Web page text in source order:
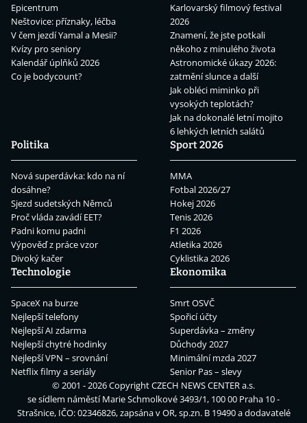
Epicentrum
Neštovice: příznaky, léčba
V čem jezdí Yamal a Mesii?
Kvízy pro seniory
Kalendář úplňků 2026
Co je bodycount?
Karlovarský filmový festival
2026
Znamení, že jste potkali
někoho z minulého života
Astronomické úkazy 2026:
zatmění slunce a další
Jak obléci miminko při
vysokých teplotách?
Jak na dokonalé letní mojito
6 lehkých letních salátů
Politika
Nová superdávka: kdo na ní
dosáhne?
Sjezd sudetských Němců
Proč vláda zavádí EET?
Padni komu padni
Výpověď z práce vzor
Divoký kačer
Sport 2026
MMA
Fotbal 2026/27
Hokej 2026
Tenis 2026
F1 2026
Atletika 2026
Cyklistika 2026
Technologie
SpaceX na burze
Nejlepší telefony
Nejlepší AI zdarma
Nejlepší chytré hodinky
Nejlepší VPN – srovnání
Netflix filmy a seriály
Ekonomika
Smrt OSVČ
Spořicí účty
Superdávka – změny
Důchody 2027
Minimální mzda 2027
Senior Pas – slevy
© 2001 - 2026 CopyrightCZECH NEWS CENTER a.s.
se sídlem náměstí Marie Schmolkové 3493/1, 100 00 Praha 10 -
Strašnice, IČO: 02346826, zapsána v OR, sp.zn. B 19490 a dodavatelé